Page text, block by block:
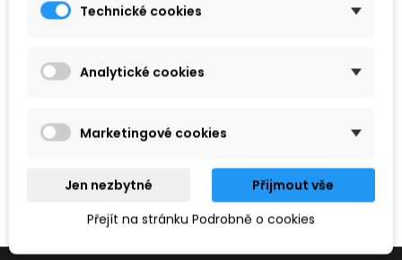
Hledaný výraz nebyl nenalezen.
Prosím, zkuste zadat něco jiného.
Technické cookies
Analytické cookies
Marketingové cookies
Jen nezbytné
Přijmout vše
Přejít na stránku Podrobně o cookies